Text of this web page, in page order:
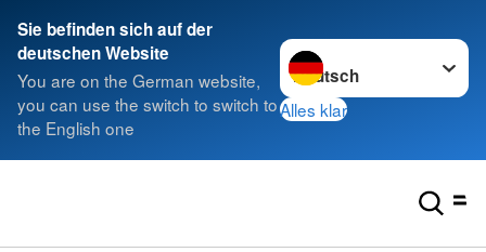
Sie befinden sich auf der
deutschen Website
You are on the German website,
you can use the switch to switch to
the English one
Sprache wechseln zu
Alles klar